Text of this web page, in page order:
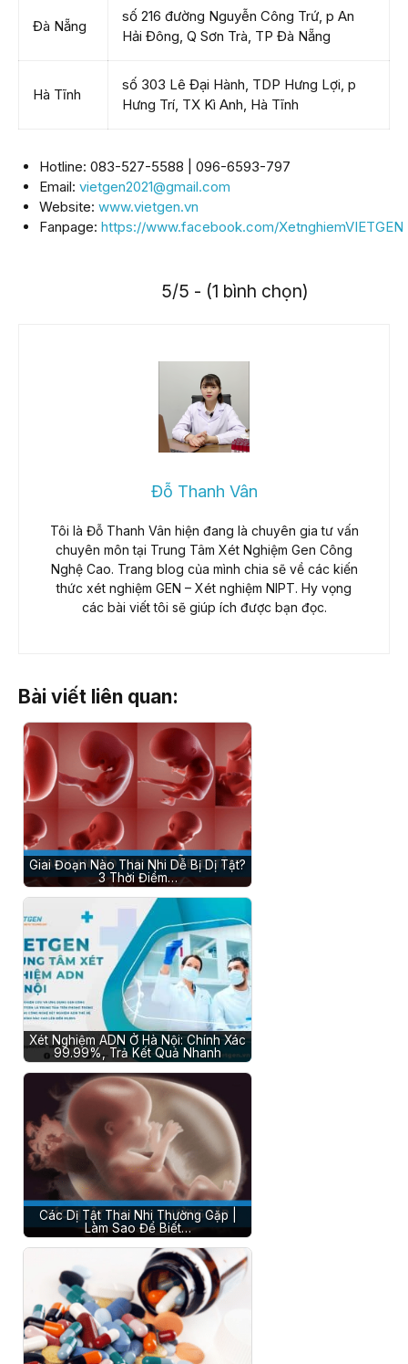
Đà Nẵng
số 216 đường Nguyễn Công Trứ, p An
Hải Đông, Q Sơn Trà, TP Đà Nẵng
Hà Tĩnh
số 303 Lê Đại Hành, TDP Hưng Lợi, p
Hưng Trí, TX Kì Anh, Hà Tĩnh
Hotline: 083-527-5588 | 096-6593-797
Email: vietgen2021@gmail.com
Website: www.vietgen.vn
Fanpage: https://www.facebook.com/XetnghiemVIETGEN
5/5 - (1 bình chọn)
Đỗ Thanh Vân
Tôi là Đỗ Thanh Vân hiện đang là chuyên gia tư vấn
chuyên môn tại Trung Tâm Xét Nghiệm Gen Công
Nghệ Cao. Trang blog của mình chia sẽ về các kiến
thức xét nghiệm GEN – Xét nghiệm NIPT. Hy vọng
các bài viết tôi sẽ giúp ích được bạn đọc.
Bài viết liên quan:
Giai Đoạn Nào Thai Nhi Dễ Bị Dị Tật?
3 Thời Điểm…
Xét Nghiệm ADN Ở Hà Nội: Chính Xác
99.99%, Trả Kết Quả Nhanh
Các Dị Tật Thai Nhi Thường Gặp |
Làm Sao Để Biết…